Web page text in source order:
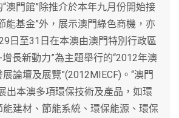
澳門館”除推介於本年九月份開始接
能基金”外，展示澳門綠色商機，亦
日至31日在本澳由澳門特別行政區
長新動力”為主題舉行的“2012年澳
論壇及展覽”(2012MIECF)。“澳門
出本澳多項環保技術及產品，如環
建材、節能系統、環保能源、環保